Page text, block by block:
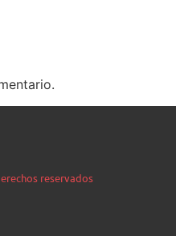
reservados